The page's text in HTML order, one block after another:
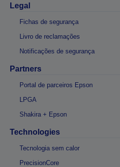
Legal
Fichas de segurança
Livro de reclamações
Notificações de segurança
Partners
Portal de parceiros Epson
LPGA
Shakira + Epson
Technologies
Tecnologia sem calor
PrecisionCore